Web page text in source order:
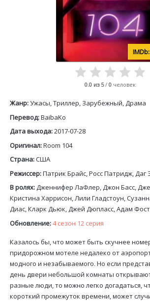
0.0 из 5/ 0 человек
Жанр:Ужасы, Триллер, Зарубежный, Драма
Перевод:BaibaKo
Дата выхода:2017-07-28
Оригинал:Room 104
Страна:США
Режиссер:Патрик Брайс, Росс Патридж, Даг
В ролях:Дженнифер ЛаФлер, Джон Басс,
Кристина Харрисон, Лили Гладстоун,
Диас, Кларк Дьюк, Джей Дюпласс, Адам
Обновление:4 сезон 12 серия
Казалось бы, что может быть скучнее
придорожном мотеле недалеко от
модного и незабываемого. Но если
день двери небольшой комнаты
разные люди, то можно легко догадаться,
короткий промежуток времени, может